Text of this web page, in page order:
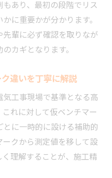
あり、最初の段階でリス
に重要かが分かります。
輩に必ず確認を取りなが
カギとなります。
違いを丁寧に解説
工事現場で基準となる高
れに対して仮ベンチマー
に一時的に設ける補助的
クから測定値を移して設
理解することが、施工精